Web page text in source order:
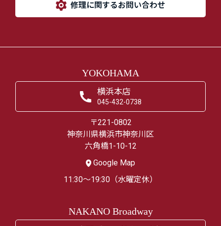
修理に関するお問い合わせ
YOKOHAMA
横浜本店
045-432-0738
〒221-0802
神奈川県横浜市神奈川区
六角橋1-10-12
Google Map
11:30～19:30（水曜定休）
NAKANO Broadway